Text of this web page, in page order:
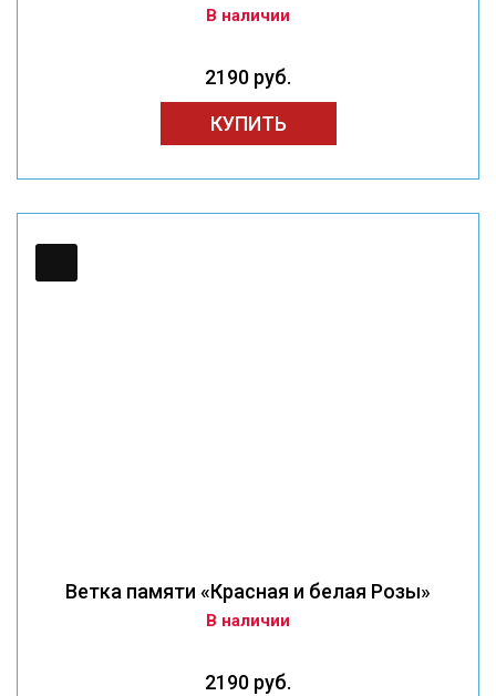
В наличии
2190 руб.
КУПИТЬ
Ветка памяти «Красная и белая Розы»
В наличии
2190 руб.